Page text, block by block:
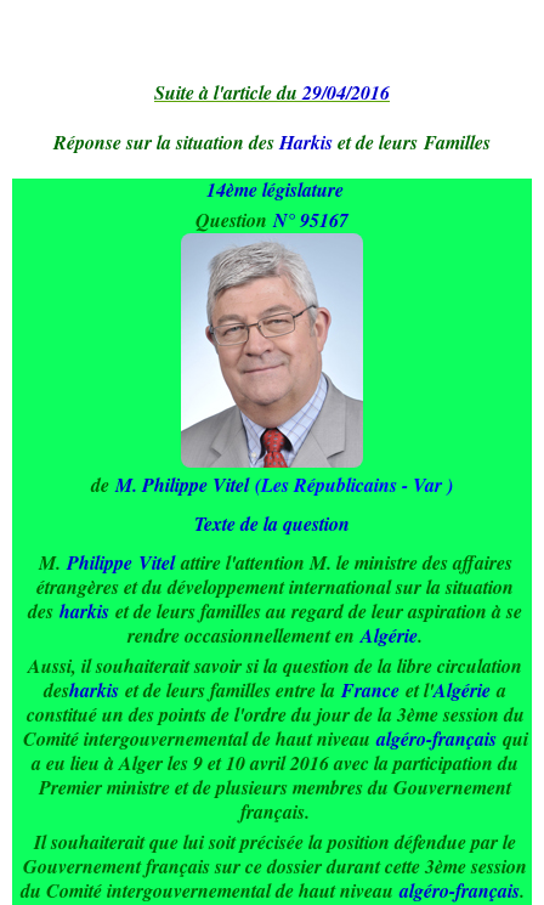
Suite à l'article du29/04/2016
Réponse sur la situation desHarkiset de leurs Familles
14ème législature
Question N° 95167
de M. Philippe Vitel (Les Républicains - Var )
Texte de la question
M.PhilippeVitelattire l'attention M. le ministre des affaires
étrangères et du développement international sur la situation
des harkis et de leurs familles au regard de leur aspiration à se
rendre occasionnellement enAlgérie.
Aussi, il souhaiterait savoir si la question de la libre circulation
desharkis et de leurs familles entre laFrance et l'Algériea
constitué un des points de l'ordre du jour de la 3ème session du
Comité intergouvernemental de haut niveaualgéro-françaisqui
a eu lieu à Alger les 9 et 10 avril 2016 avec la participation du
Premier ministre et de plusieurs membres du Gouvernement
français.
Il souhaiterait que lui soit précisée la position défendue par le
Gouvernement français sur ce dossier durant cette 3ème session
du Comité intergouvernemental de haut niveaualgéro-français.